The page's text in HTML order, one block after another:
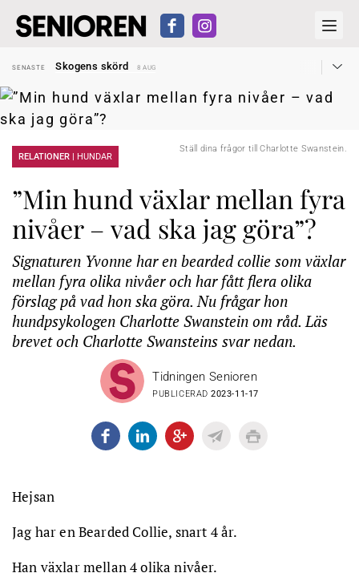
SENASTE
Skogens skörd
8 AUG
SENASTE
Reform för äldre kan bli slag i luften
31 JUL
Kravet: Nu måste 65-årsgränsen bort
SENASTE
Dom öppnar för rätt till garantipension
Hyror rusar ifrån äldres bostadstillägg
28 JUL
Skogens skörd
Ställ dina frågor till Charlotte Swanstein.
RELATIONER | HUNDAR
”Min hund växlar mellan fyra
nivåer – vad ska jag göra”?
Signaturen Yvonne har en bearded collie som växlar
mellan fyra olika nivåer och har fått flera olika
förslag på vad hon ska göra. Nu frågar hon
hundpsykologen Charlotte Swanstein om råd. Läs
brevet och Charlotte Swansteins svar nedan.
Tidningen Senioren
PUBLICERAD2023-11-17
Hejsan
Jag har en Bearded Collie, snart 4 år.
Han växlar mellan 4 olika nivåer.